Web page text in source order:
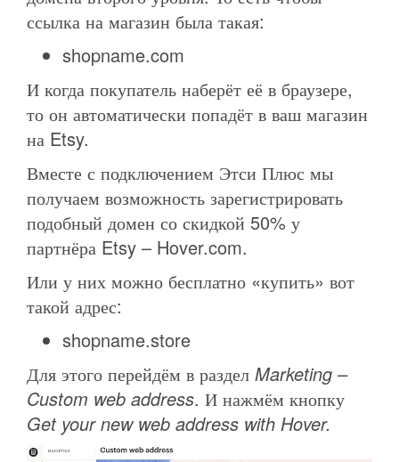
ссылка на магазин была такая:
shopname.com
И когда покупатель наберёт её в браузере,
то он автоматически попадёт в ваш магазин
на Etsy.
Вместе с подключением Этси Плюс мы
получаем возможность зарегистрировать
подобный домен со скидкой 50% у
партнёра Etsy – Hover.com.
Или у них можно бесплатно «купить» вот
такой адрес:
shopname.store
Для этого перейдём в раздел Marketing –
Custom web address. И нажмём кнопку
Get your new web address with Hover.